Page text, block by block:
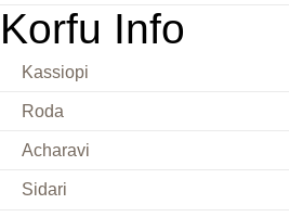
Korfu Info
Kassiopi
Roda
Acharavi
Sidari